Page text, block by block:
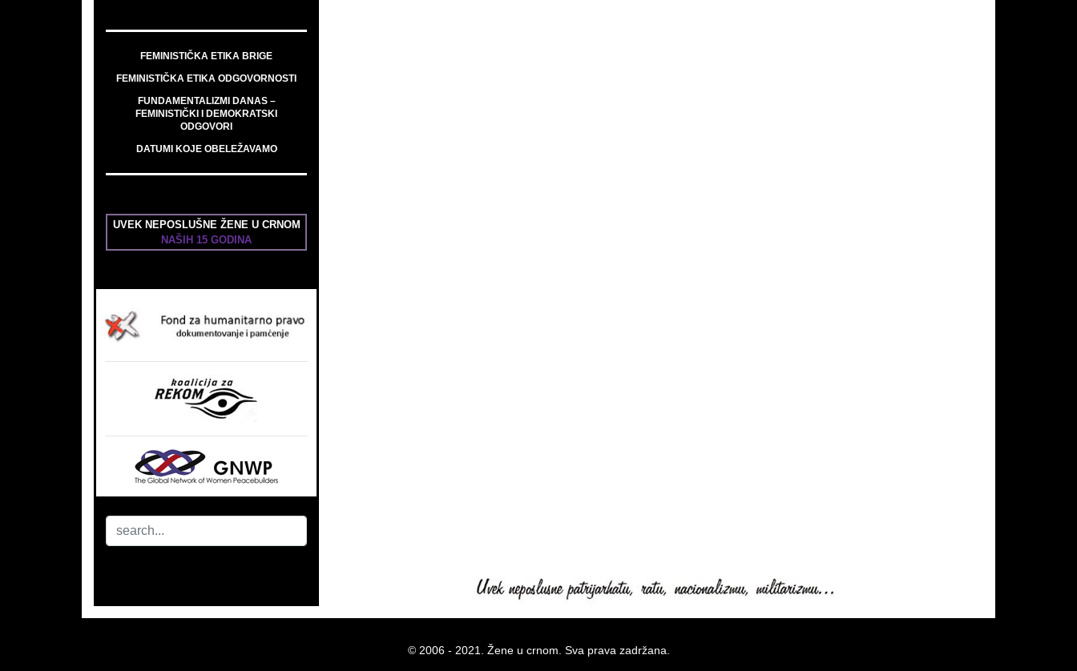
FEMINISTIČKA ETIKA BRIGE
FEMINISTIČKA ETIKA ODGOVORNOSTI
FUNDAMENTALIZMI DANAS –
FEMINISTIČKI I DEMOKRATSKI
ODGOVORI
DATUMI KOJE OBELEŽAVAMO
UVEK NEPOSLUŠNE ŽENE U CRNOM
NAŠIH 15 GODINA
© 2006 - 2021. Žene u crnom. Sva prava zadržana.